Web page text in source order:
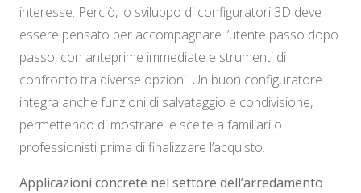
interesse. Perciò, lo sviluppo di configuratori 3D deve
essere pensato per accompagnare l’utente passo dopo
passo, con anteprime immediate e strumenti di
confronto tra diverse opzioni. Un buon configuratore
integra anche funzioni di salvataggio e condivisione,
permettendo di mostrare le scelte a familiari o
professionisti prima di finalizzare l’acquisto.
Applicazioni concrete nel settore dell’arredamento